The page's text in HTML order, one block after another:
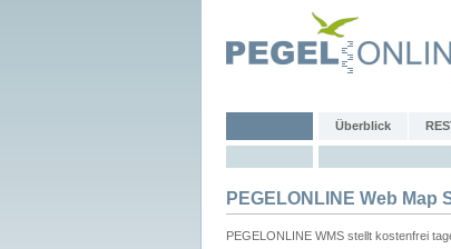
Überblick
PEGELONLINE Web Map
PEGELONLINE WMS stellt kostenfrei